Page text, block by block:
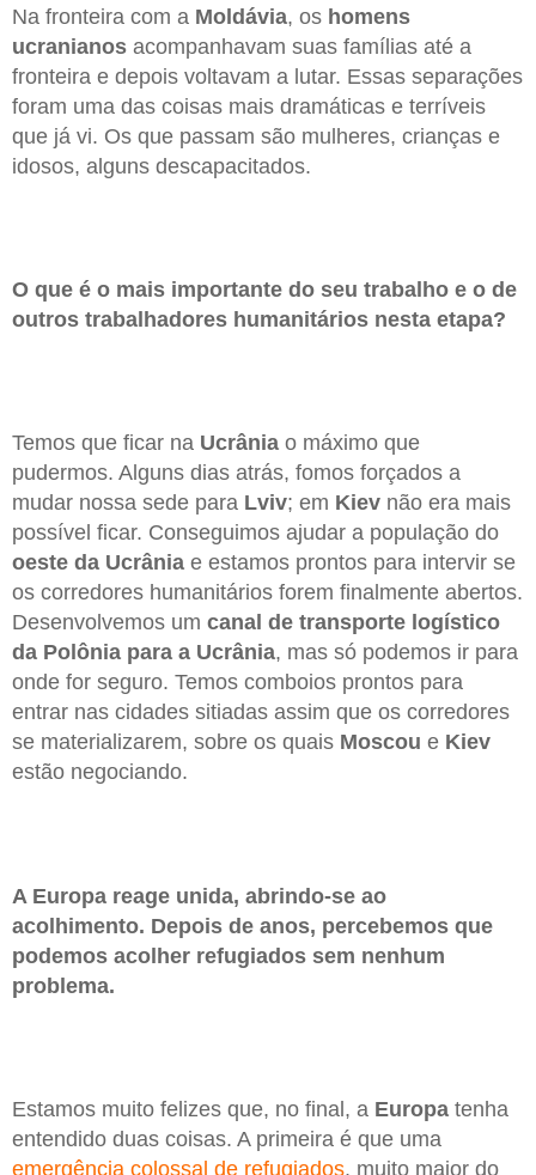
Na fronteira com a Moldávia, os homens
ucranianos acompanhavam suas famílias até a
fronteira e depois voltavam a lutar. Essas separações
foram uma das coisas mais dramáticas e terríveis
que já vi. Os que passam são mulheres, crianças e
idosos, alguns descapacitados.
O que é o mais importante do seu trabalho e o de
outros trabalhadores humanitários nesta etapa?
Temos que ficar na Ucrânia o máximo que
pudermos. Alguns dias atrás, fomos forçados a
mudar nossa sede para Lviv; em Kiev não era mais
possível ficar. Conseguimos ajudar a população do
oeste da Ucrânia e estamos prontos para intervir se
os corredores humanitários forem finalmente abertos.
Desenvolvemos um canal de transporte logístico
da Polônia para a Ucrânia, mas só podemos ir para
onde for seguro. Temos comboios prontos para
entrar nas cidades sitiadas assim que os corredores
se materializarem, sobre os quais Moscou e Kiev
estão negociando.
A Europa reage unida, abrindo-se ao
acolhimento. Depois de anos, percebemos que
podemos acolher refugiados sem nenhum
problema.
Estamos muito felizes que, no final, a Europa tenha
entendido duas coisas. A primeira é que uma
emergência colossal de refugiados, muito maior do